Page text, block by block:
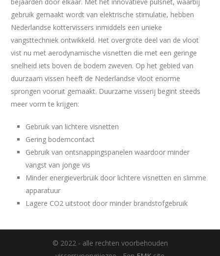
gebruik gemaakt wordt van elektrische stimulatie, hebben
Nederlandse kottervissers inmiddels een unieke
vangsttechniek ontwikkeld. Het overgrote deel van de vloot
vist nu met aerodynamische visnetten die met een geringe
snelheid iets boven de bodem zweven. Op het gebied van
duurzaam vissen heeft de Nederlandse vloot enorme
sprongen vooruit gemaakt. Duurzame visserij begint steeds
meer vorm te krijgen:
Gebruik van lichtere visnetten
Gering bodemcontact
Gebruik van ontsnappingspanelen waardoor minder
vangst van jonge vis
Minder energieverbruik door lichtere visnetten en slimme
apparatuur
Lagere CO2 uitstoot door minder brandstofgebruik
© 2022 - alle rechten voorbehouden